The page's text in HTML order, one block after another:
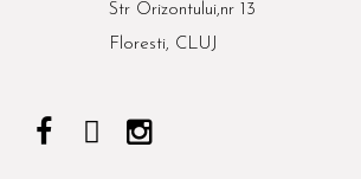
Str Orizontului,nr 13
Floresti, CLUJ